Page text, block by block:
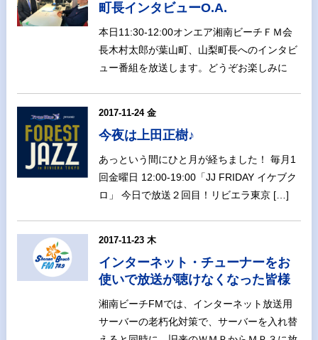
町長インタビューO.A.
本日11:30-12:00オンエア湘南ビーチＦＭ会
長木村太郎が葉山町、山梨町長へのインタビ
ュー番組を放送します。どうぞお楽しみに
2017-11-24 金
今夜は上田正樹♪
あっという間にひと月が経ちました！ 毎月1
回金曜日 12:00-19:00「JJ FRIDAY イケブク
ロ」 今日で放送２回目！リビエラ東京 […]
2017-11-23 木
インターネット・チューナーをお
使いで放送が聴けなくなった皆様
湘南ビーチFMでは、インターネット放送用
サーバーの老朽化対策で、サーバーを入れ替